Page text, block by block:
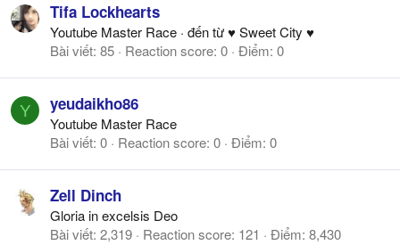
Tifa Lockhearts
Youtube Master Race · đến từ♥ Sweet City ♥
Bài viết 85 Reaction score 0 Điểm 0
Y yeudaikho86
Youtube Master Race
Bài viết 0 Reaction score 0 Điểm 0
Zell Dinch
Gloria in excelsis Deo
Bài viết 2,319 Reaction score 121 Điểm 8,430